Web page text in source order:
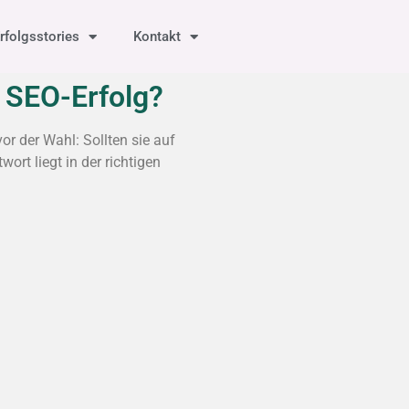
Kontakt
Erfolg?
der Wahl: Sollten sie auf
liegt in der richtigen